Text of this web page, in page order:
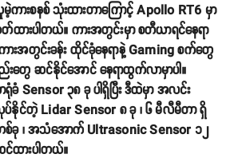
ားစနစ် သုံးထားတာကြောင့် Apollo RT6 မှာ
ထားပါတယ်။ ကားအတွင်းမှာ စတီယာရင်နေရာ
ားအတွင်းခန်း ထိုင်ခုံနေရာနဲ့ Gaming စက်တွေ
စည်းတွေ ဆင်နိုင်အောင် နေရာထွက်လာမှာပါ။
ခံ Sensor ၃၈ ခု ပါရှိပြီး ဒီထဲမှာ အလင်း
င်တဲ့ Lidar Sensor ၈ ခု ၊ ၆ မီလီမီတာ ရှိ
ခု ၊ အသံအောက် Ultrasonic Sensor ၁၂
ထားပါတယ်။